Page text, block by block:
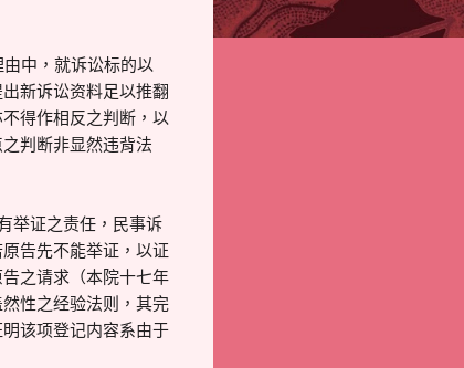
中，就诉讼标的以
新诉讼资料足以推翻
得作相反之判断，以
判断非显然违背法
举证之责任，民事诉
告先不能举证，以证
之请求（本院十七年
性之经验法则，其完
该项登记内容系由于